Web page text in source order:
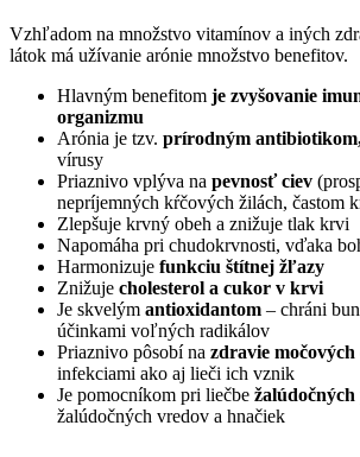
Vzhľadom na množstvo vitamínov a iných
látok má užívanie arónie množstvo benefitov.
Hlavným benefitom je zvyšovanie
organizmu
Arónia je tzv. prírodným
vírusy
Priaznivo vplýva na pevnosť ciev
nepríjemných kŕčových žilách, častom
Zlepšuje krvný obeh a znižuje tlak krvi
Napomáha pri chudokrvnosti, vďaka
Harmonizuje funkciu štítnej žľazy
Znižuje cholesterol a cukor v krvi
Je skvelým antioxidantom – chráni
účinkami voľných radikálov
Priaznivo pôsobí na zdravie močových
infekciami ako aj lieči ich vznik
Je pomocníkom pri liečbe
žalúdočných vredov a hnačiek